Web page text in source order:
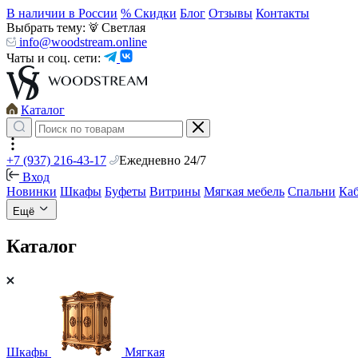
В наличии в России % Скидки Блог Отзывы Контакты
Выбрать тему:
Светлая
info@woodstream.online
Чаты и соц. сети:
Каталог
+7 (937) 216-43-17
Ежедневно 24/7
Вход
Новинки Шкафы Буфеты Витрины Мягкая мебель Спальни
Ещё
Каталог
Шкафы Мягкая